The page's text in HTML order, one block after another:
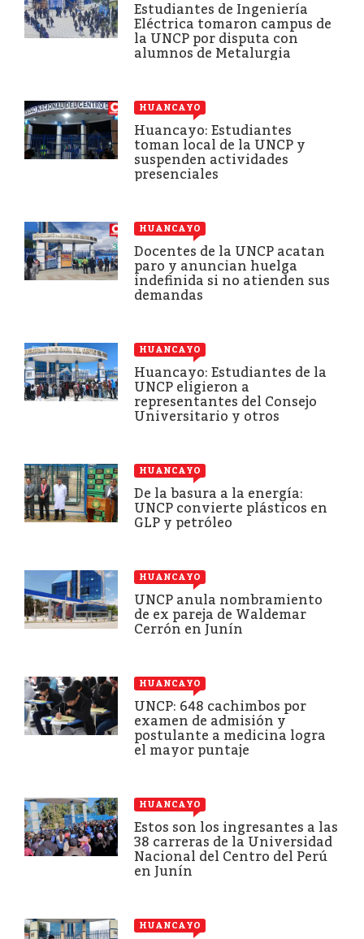
Estudiantes de Ingeniería
Eléctrica tomaron campus de
la UNCP por disputa con
alumnos de Metalurgia
HUANCAYO
Huancayo: Estudiantes
toman local de la UNCP y
suspenden actividades
presenciales
HUANCAYO
Docentes de la UNCP acatan
paro y anuncian huelga
indefinida si no atienden sus
demandas
HUANCAYO
Huancayo: Estudiantes de la
UNCP eligieron a
representantes del Consejo
Universitario y otros
HUANCAYO
De la basura a la energía:
UNCP convierte plásticos en
GLP y petróleo
HUANCAYO
UNCP anula nombramiento
de ex pareja de Waldemar
Cerrón en Junín
HUANCAYO
UNCP: 648 cachimbos por
examen de admisión y
postulante a medicina logra
el mayor puntaje
HUANCAYO
Estos son los ingresantes a las
38 carreras de la Universidad
Nacional del Centro del Perú
en Junín
HUANCAYO